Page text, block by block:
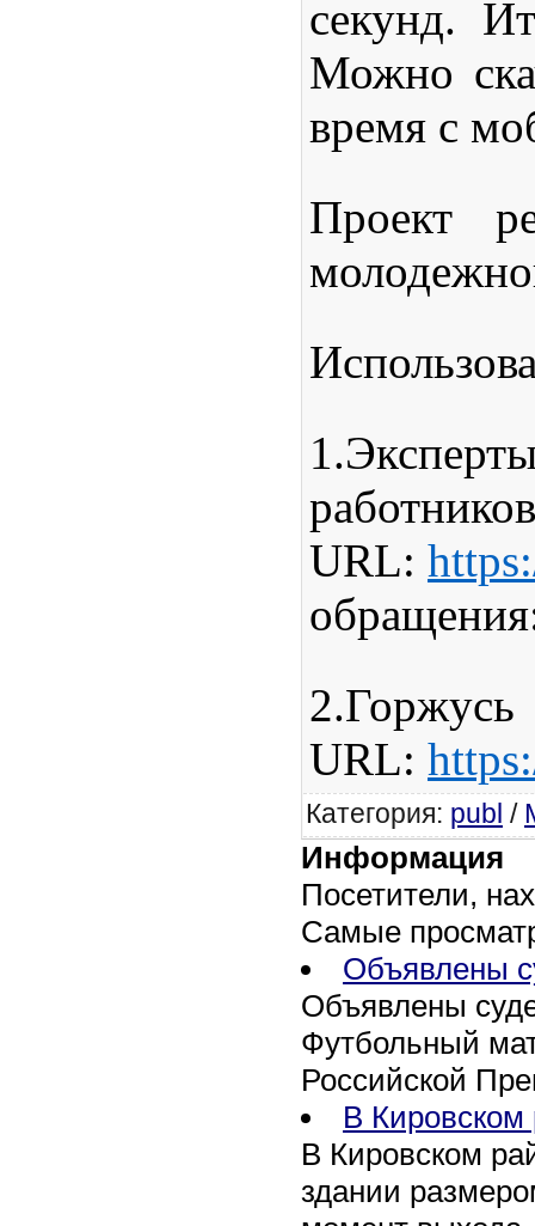
секунд.
Можно
время с
Проект
1.
URL:
2.
URL:
Категория: publ /
Информация
Посетители,
Самые
Объявлены
Объявлены
Футбольный
Российской
В Кировском
В Кировском
здании